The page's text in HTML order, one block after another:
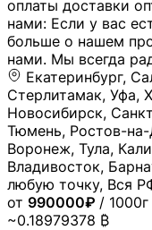
оплаты доставки
нами: Если у вас
больше о нашем
нами. Мы всегда
Екатеринбург,
Стерлитамак, Уфа,
Новосибирск,
Тюмень, Ростов-
Воронеж, Тула,
Владивосток,
любую точку, Вся
от 990000₽ / 1000г
~0.18979378 ₿